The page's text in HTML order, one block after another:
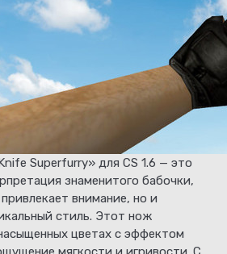
Superfurry» для CS 1.6 — это
знаменитого бабочки,
внимание, но и
стиль. Этот нож
цветах с эффектом